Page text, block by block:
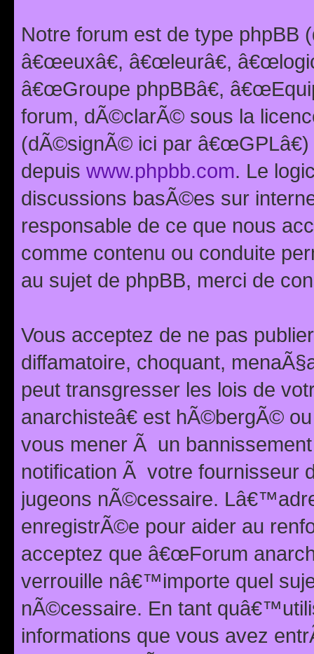
Notre forum est de type phpBB
â€œeuxâ€, â€œleurâ€,
â€œGroupe phpBBâ€,
forum, dÃ©clarÃ© sous la
(dÃ©signÃ© ici par
depuis www.phpbb.com. Le
discussions basÃ©es sur
responsable de ce que nous
comme contenu ou conduite
au sujet de phpBB, merci de
Vous acceptez de ne pas
diffamatoire, choquant,
peut transgresser les lois de
anarchisteâ€ est hÃ©bergÃ©
vous mener Ã un
notification Ã votre fournisseur
jugeons nÃ©cessaire.
enregistrÃ©e pour aider au
acceptez que â€œForum
verrouille nâ€™importe quel
nÃ©cessaire. En tant
informations que vous avez